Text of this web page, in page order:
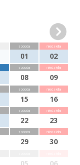
sobota
01
niedziela
02
sobota
08
niedziela
09
sobota
15
niedziela
16
sobota
22
niedziela
23
sobota
29
niedziela
30